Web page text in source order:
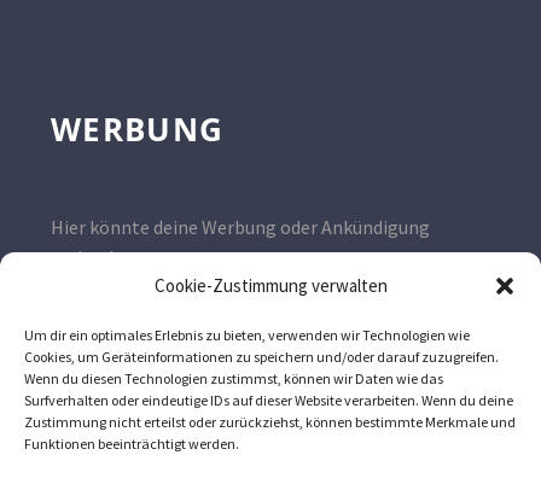
Cookie-Zustimmung verwalten
Um dir ein optimales Erlebnis zu bieten, verwenden wir Technologien wie
Cookies, um Geräteinformationen zu speichern und/oder darauf zuzugreifen.
Wenn du diesen Technologien zustimmst, können wir Daten wie das
Surfverhalten oder eindeutige IDs auf dieser Website verarbeiten. Wenn du deine
Zustimmung nicht erteilst oder zurückziehst, können bestimmte Merkmale und
Funktionen beeinträchtigt werden.
WERBUNG
Hier könnte deine Werbung oder Ankündigung
stehen!